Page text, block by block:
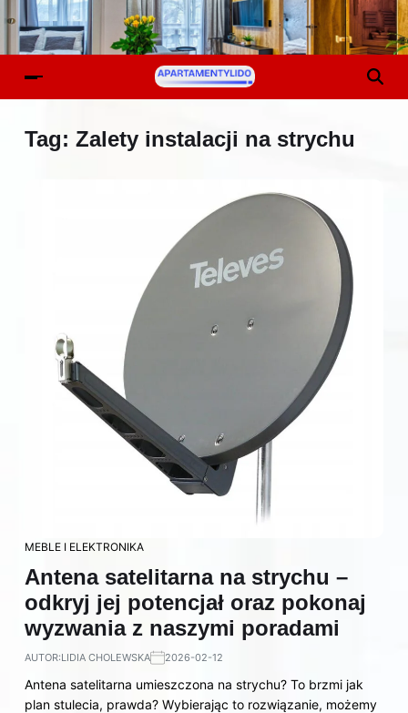
Tag: Zalety instalacji na strychu
MEBLE I ELEKTRONIKA
Antena satelitarna na strychu –
odkryj jej potencjał oraz pokonaj
wyzwania z naszymi poradami
AUTOR:LIDIA CHOLEWSKA 2026-02-12
Antena satelitarna umieszczona na strychu? To brzmi jak
plan stulecia, prawda? Wybierając to rozwiązanie, możemy